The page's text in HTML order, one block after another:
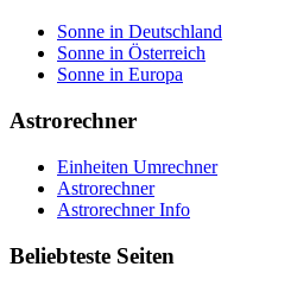
Sonne in Deutschland
Sonne in Österreich
Sonne in Europa
Astrorechner
Einheiten Umrechner
Astrorechner
Astrorechner Info
Beliebteste Seiten